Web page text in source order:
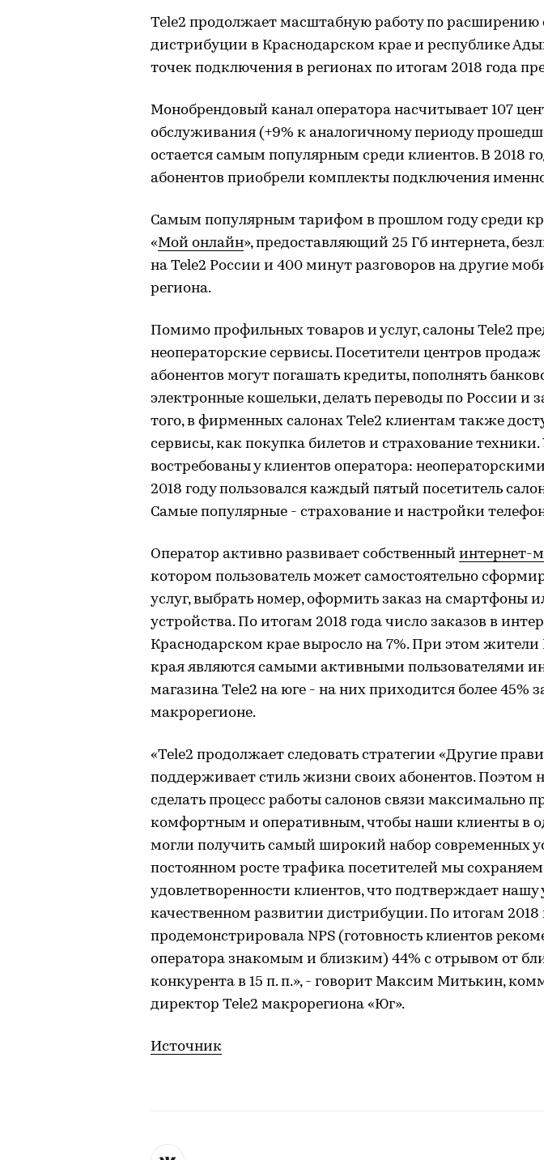
Tele2 продолжает масштабную работу по расширению
дистрибуции в Краснодарском крае и республике
точек подключения в регионах по итогам 2018 года
Монобрендовый канал оператора насчитывает 107
обслуживания (+9% к аналогичному периоду
остается самым популярным среди клиентов. В 2018
абонентов приобрели комплекты подключения именно
Самым популярным тарифом в прошлом году среди
«Мой онлайн», предоставляющий 25 Гб интернета,
на Tele2 России и 400 минут разговоров на другие
региона.
Помимо профильных товаров и услуг, салоны Tele2
неоператорские сервисы. Посетители центров
абонентов могут погашать кредиты, пополнять
электронные кошельки, делать переводы по России и
того, в фирменных салонах Tele2 клиентам также
сервисы, как покупка билетов и страхование техники.
востребованы у клиентов оператора:
2018 году пользовался каждый пятый посетитель
Самые популярные - страхование и настройки
Оператор активно развивает собственный интернет-
котором пользователь может самостоятельно
услуг, выбрать номер, оформить заказ на смартфоны
устройства. По итогам 2018 года число заказов в
Краснодарском крае выросло на 7%. При этом жители
края являются самыми активными пользователями
магазина Tele2 на юге - на них приходится более 45%
макрорегионе.
«Tele2 продолжает следовать стратегии «Другие
поддерживает стиль жизни своих абонентов. Поэтом
сделать процесс работы салонов связи максимально
комфортным и оперативным, чтобы наши клиенты в
могли получить самый широкий набор современных
постоянном росте трафика посетителей мы
удовлетворенности клиентов, что подтверждает нашу
качественном развитии дистрибуции. По итогам
продемонстрировала NPS (готовность клиентов
оператора знакомым и близким) 44% с отрывом от
конкурента в 15 п. п.», - говорит Максим Митькин,
директор Tele2 макрорегиона «Юг».
Источник